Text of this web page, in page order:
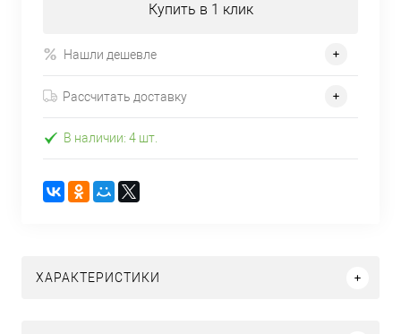
Купить в 1 клик
Нашли дешевле
Рассчитать доставку
В наличии: 4 шт.
ХАРАКТЕРИСТИКИ